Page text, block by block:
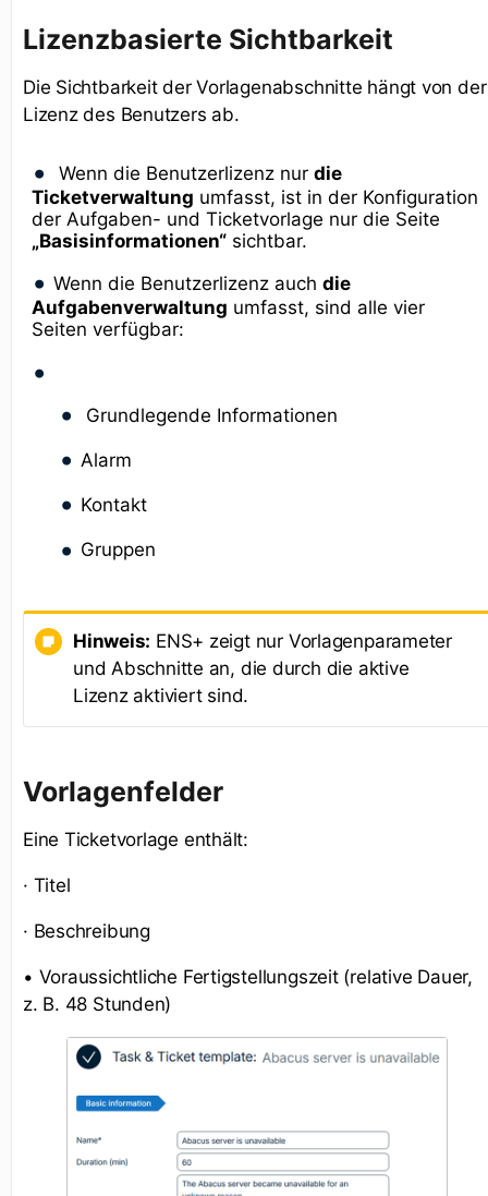
Lizenzbasierte Sichtbarkeit
Die Sichtbarkeit der Vorlagenabschnitte hängt von der
Lizenz des Benutzers ab.
Wenn die Benutzerlizenz nurdie
Ticketverwaltung umfasst, ist in der Konfiguration
der Aufgaben- und Ticketvorlage nur die Seite
„Basisinformationen“ sichtbar.
Wenn die Benutzerlizenz auchdie
Aufgabenverwaltung umfasst, sind alle vier
Seiten verfügbar:
Grundlegende Informationen
Alarm
Kontakt
Gruppen
Hinweis: ENS+ zeigt nur Vorlagenparameter
und Abschnitte an, die durch die aktive
Lizenz aktiviert sind.
Vorlagenfelder
Eine Ticketvorlage enthält:
· Titel
· Beschreibung
• Voraussichtliche Fertigstellungszeit (relative Dauer,
z. B. 48 Stunden)